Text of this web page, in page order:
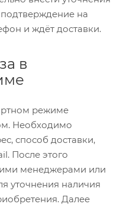
подтверждение на
и ждёт доставки.
в
режиме
Необходимо
способ доставки,
После этого
менеджерами или
уточнения наличия
Далее